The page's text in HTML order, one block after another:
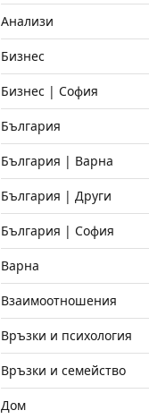
Анализи
Бизнес
Бизнес | София
България
България | Варна
България | Други
България | София
Варна
Взаимоотношения
Връзки и психология
Връзки и семейство
Дом